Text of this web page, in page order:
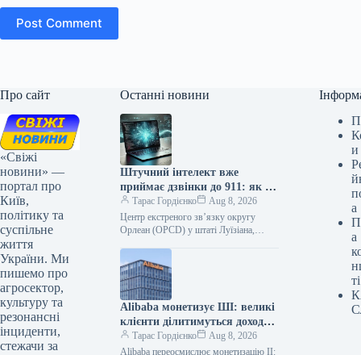
Post Comment
Про сайт
«Свіжі
новини» —
портал про
Київ,
політику та
суспільне
життя
України. Ми
пишемо про
агросектор,
культуру та
резонансні
інциденти,
стежачи за
Останні новини
Штучний інтелект вже
приймає дзвінки до 911: як це
змінює порятунок життів
Тарас Гордієнко
Aug 8, 2026
Центр екстреного зв’язку округу
Орлеан (OPCD) у штаті Луїзіана,
911, інтегруючи…
Alibaba монетизує ШІ: великі
клієнти ділитимуться доходом
від застосунків
Тарас Гордієнко
Aug 8, 2026
Alibaba переосмислює монетизацію ІІ:
и
а
а
ті